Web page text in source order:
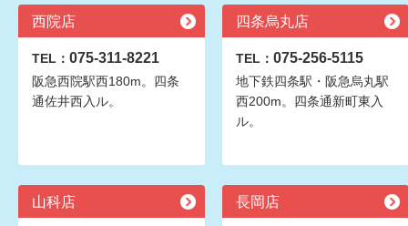
西院店
TEL： 075-311-8221
阪急西院駅西180m。四条
通佐井西入ル。
四条烏丸店
TEL： 075-256-5115
地下鉄四条駅・阪急烏丸駅
西200m。四条通新町東入
ル。
山科店 長岡店